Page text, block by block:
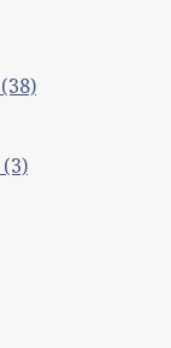
(38)
(3)